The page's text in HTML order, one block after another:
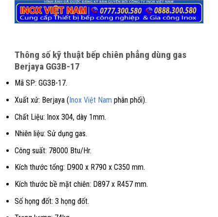
Thông số kỹ thuật bếp chiên phẳng dùng gas
Berjaya GG3B-17
Mã SP: GG3B-17.
Xuất xứ: Berjaya (Inox Việt Nam phân phối).
Chất Liệu: Inox 304, dày 1mm.
Nhiên liệu: Sử dụng gas.
Công suất: 78000 Btu/Hr.
Kích thước tổng: D900 x R790 x C350 mm.
Kích thước bề mặt chiên: D897 x R457 mm.
Số họng đốt: 3 họng đốt.